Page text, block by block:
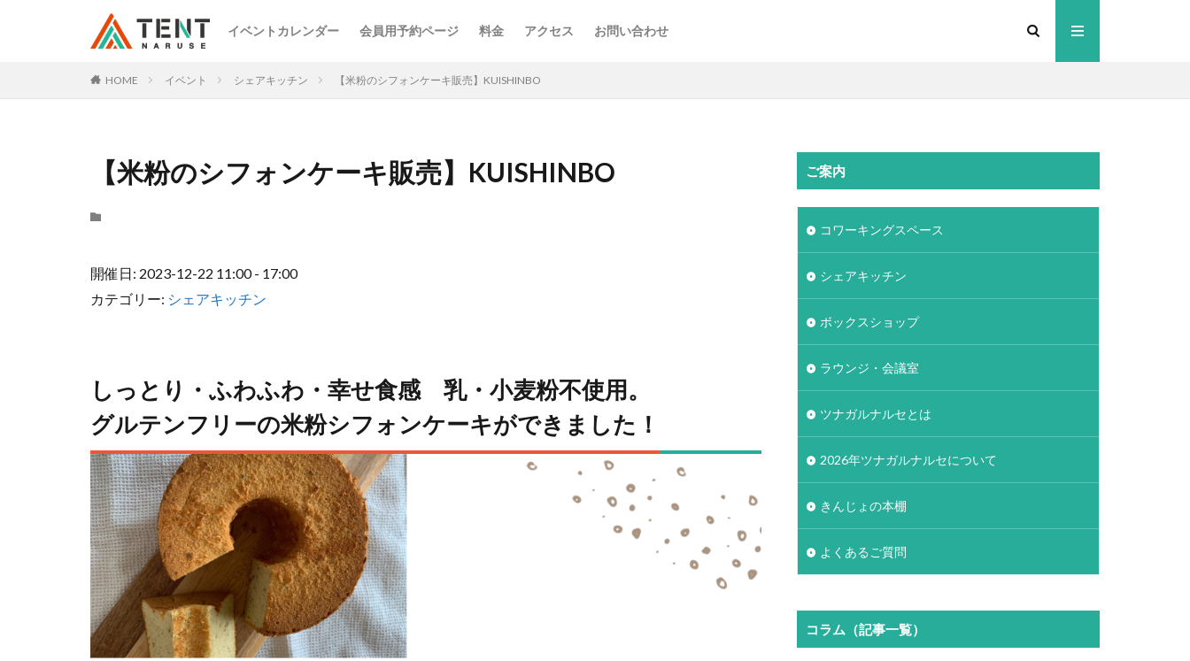
イベントカレンダー 会員用予約ページ 料金 アクセス お問い合わせ
HOME イベント シェアキッチン 【米粉のシフォンケーキ販売】KUISHINBO
【米粉のシフォンケーキ販売】KUISHINBO
開催日: 2023-12-22 11:00 - 17:00
カテゴリー: シェアキッチン
しっとり・ふわふわ・幸せ食感 乳・小麦粉不使用。
グルテンフリーの米粉シフォンケーキができました！
ご案内
コワーキングスペース
シェアキッチン
ボックスショップ
ラウンジ・会議室
ツナガルナルセとは
2026年ツナガルナルセについて
きんじょの本棚
よくあるご質問
コラム（記事一覧）